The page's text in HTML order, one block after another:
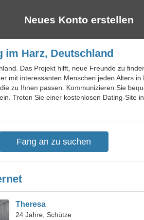
Neues Konto erstellen
im Harz, Deutschland
Das Projekt hilft, neue Freunde zu
mit interessanten Menschen jeden Alters in
zu Ihnen passen. Kommunizieren Sie
Treten Sie einer kostenlosen Dating-Site
Theresa
24 Jahre, Schütze